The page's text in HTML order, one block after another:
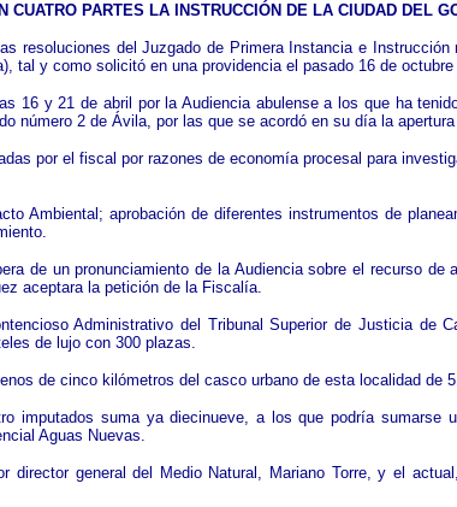
CUATRO PARTES LA INSTRUCCIÓN DE LA CIUDAD DEL
resoluciones del Juzgado de Primera Instancia e
tal y como solicitó en una providencia el pasado 16 de
16 y 21 de abril por la Audiencia abulense a los que ha
número 2 de Ávila, por las que se acordó en su día la
por el fiscal por razones de economía procesal para
Ambiental; aprobación de diferentes instrumentos de
de un pronunciamiento de la Audiencia sobre el recurso
aceptara la petición de la Fiscalía.
Administrativo del Tribunal Superior de Justicia
de lujo con 300 plazas.
de cinco kilómetros del casco urbano de esta localidad
imputados suma ya diecinueve, a los que podría
Aguas Nuevas.
director general del Medio Natural, Mariano Torre, y el